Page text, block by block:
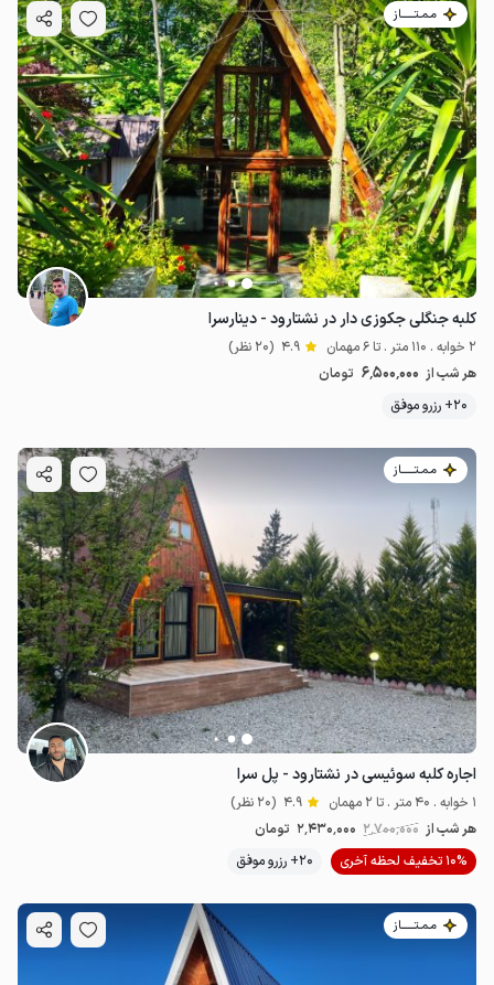
مـمـتــــــاز
کلبه جنگلی جکوزی دار در نشتارود - دینارسرا
2 خوابه . 110 متر . تا 6 مهمان 4.9 (20 نظر)
هر شب از 6٬500٬000 تومان
20+ رزرو موفق
مـمـتــــــاز
اجاره کلبه سوئیسی در نشتارود - پل سرا
1 خوابه . 40 متر . تا 2 مهمان 4.9 (20 نظر)
هر شب از 2٬700٬000 2٬430٬000 تومان
10% تخفیف لحظه آخری
20+ رزرو موفق
مـمـتــــــاز